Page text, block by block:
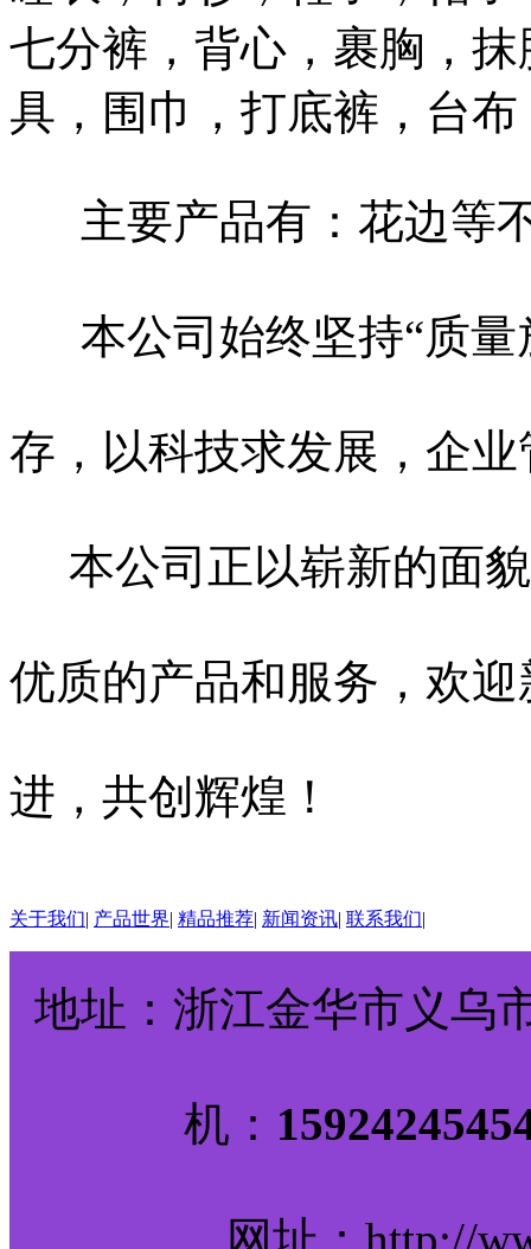
七分裤，背心，裹胸，
具，围巾，打底裤，台
主要产品有：花边等
本公司始终坚持“质量
存，以科技求发展，企
本公司正以崭新的面
优质的产品和服务，欢
进，共创辉煌！
关于我们| 产品世界| 精品推荐| 新闻资讯| 联系我们|
地址：浙江金华市义乌
机：
网址：http://